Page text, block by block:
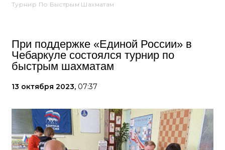
Турнир По Быстрым Шахматам
При поддержке «Единой России» в
Чебаркуле состоялся турнир по
быстрым шахматам
13 октября 2023, 07:37